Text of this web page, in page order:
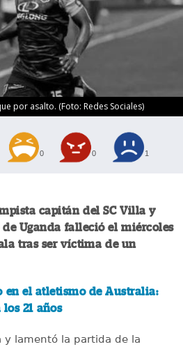
por asalto. (Foto: Redes Sociales)
0 0 1
capitán del SC Villa y
Uganda falleció el miércoles
tras ser víctima de un
en el atletismo de Australia:
21 años
y lamentó la partida de la